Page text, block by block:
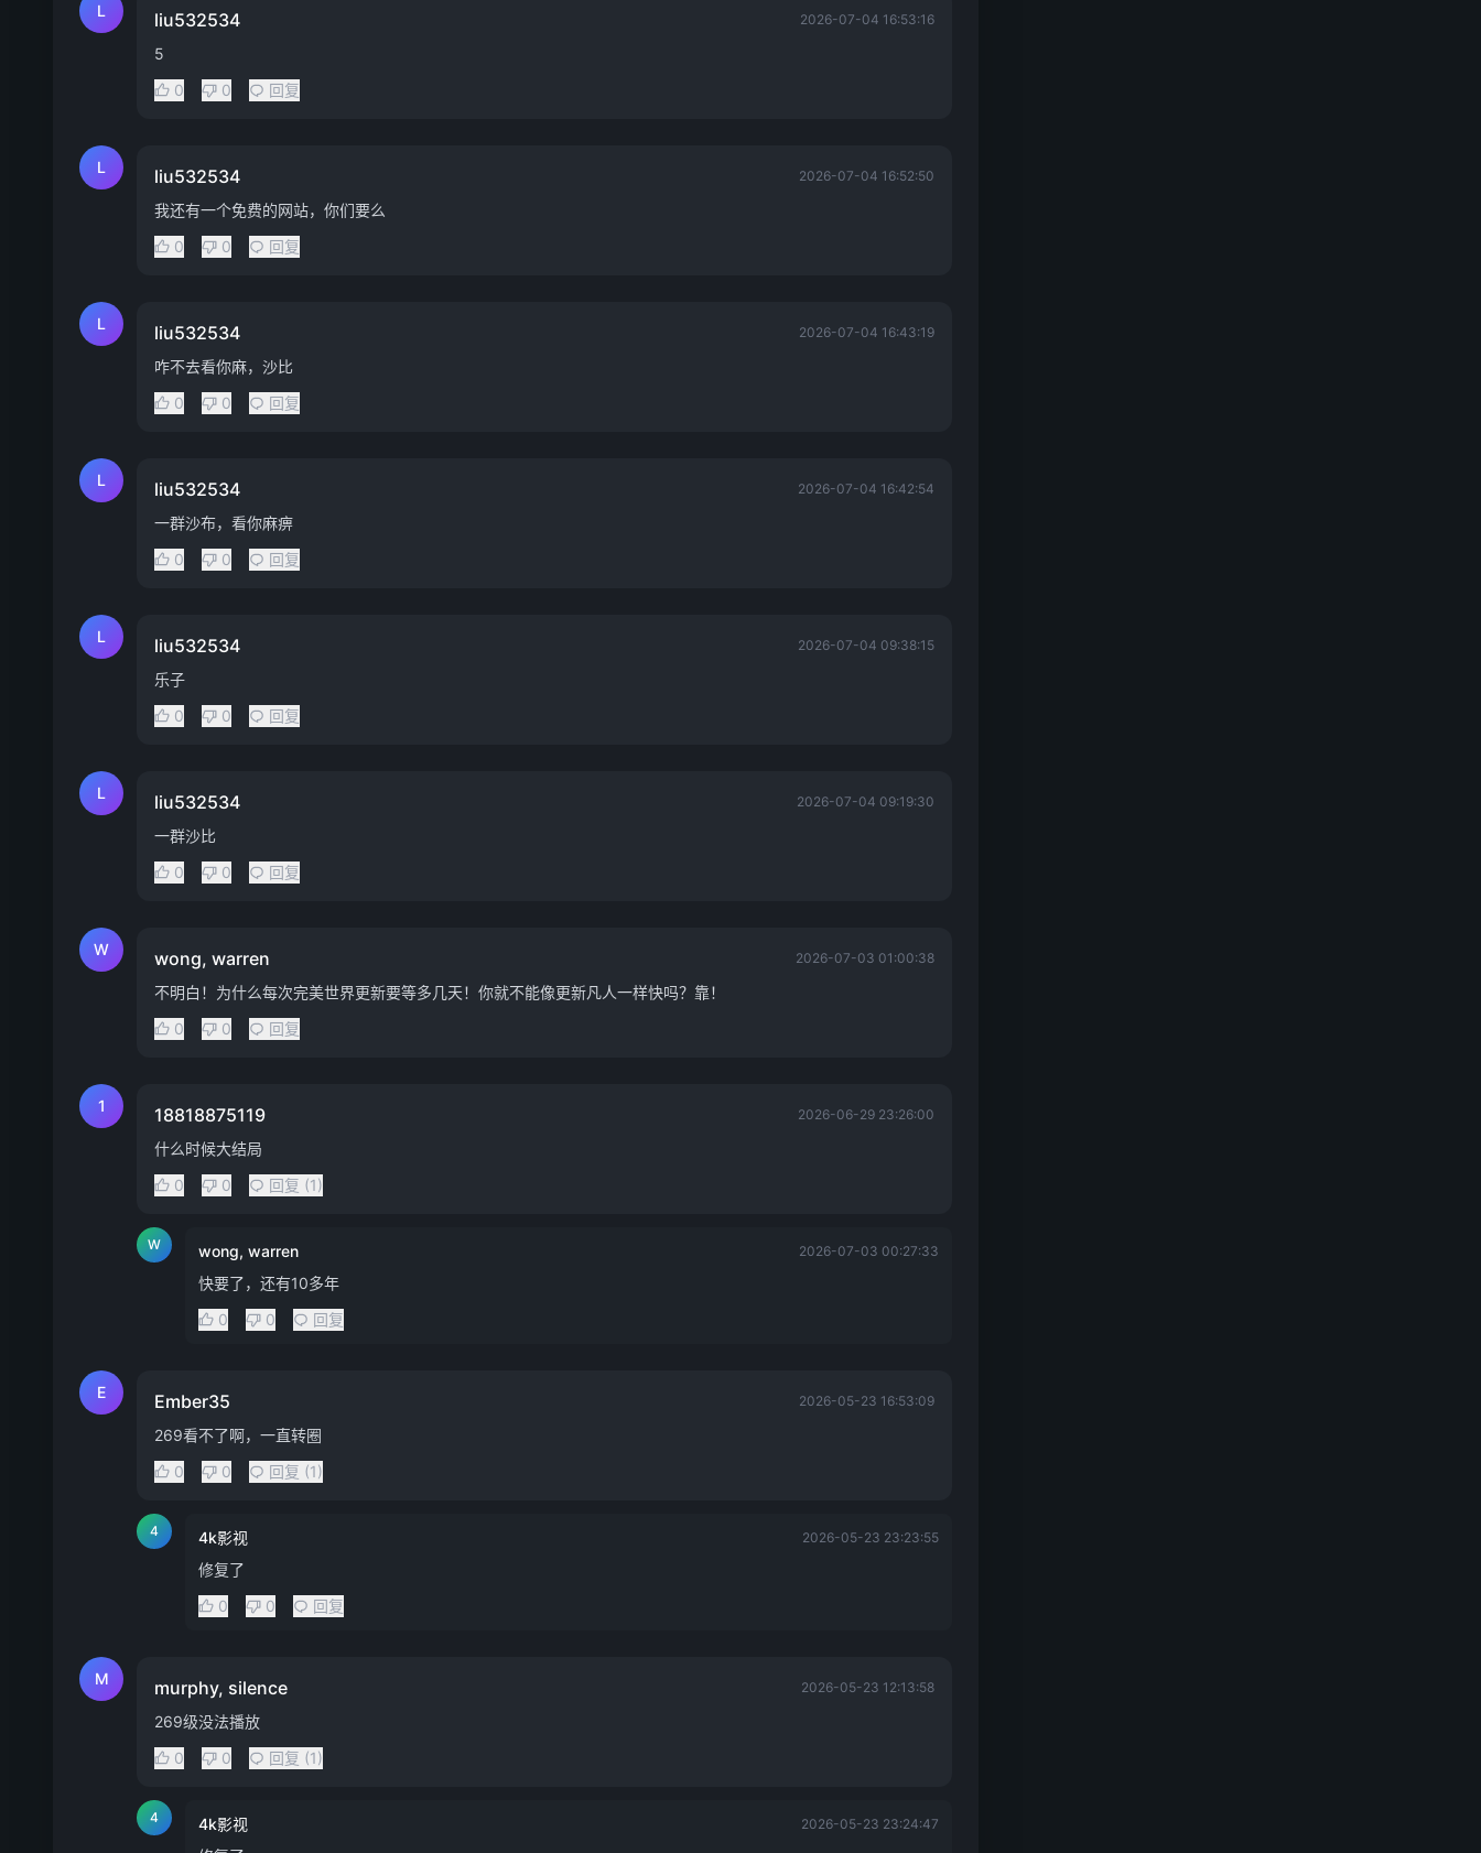
L liu532534 2026-07-04 16:53:16
5
0
0 回复
L liu532534 2026-07-04 16:52:50
我还有一个免费的网站，你们要么
0
0 回复
L liu532534 2026-07-04 16:43:19
咋不去看你麻，沙比
0
0 回复
L liu532534 2026-07-04 16:42:54
一群沙布，看你麻痹
0
0 回复
L liu532534 2026-07-04 09:38:15
乐子
0
0 回复
L liu532534 2026-07-04 09:19:30
一群沙比
0
0 回复
W wong, warren 2026-07-03 01:00:38
不明白！为什么每次完美世界更新要等多几天！你就不能像更新凡人一样快吗？靠！
0
0 回复
1 18818875119 2026-06-29 23:26:00
什么时候大结局
0
0 回复 (1)
W wong, warren 2026-07-03 00:27:33
快要了，还有10多年
0
0 回复
E Ember35 2026-05-23 16:53:09
269看不了啊，一直转圈
0
0 回复 (1)
4 4k影视 2026-05-23 23:23:55
修复了
0
0 回复
M murphy, silence 2026-05-23 12:13:58
269级没法播放
0
0 回复 (1)
4 4k影视 2026-05-23 23:24:47